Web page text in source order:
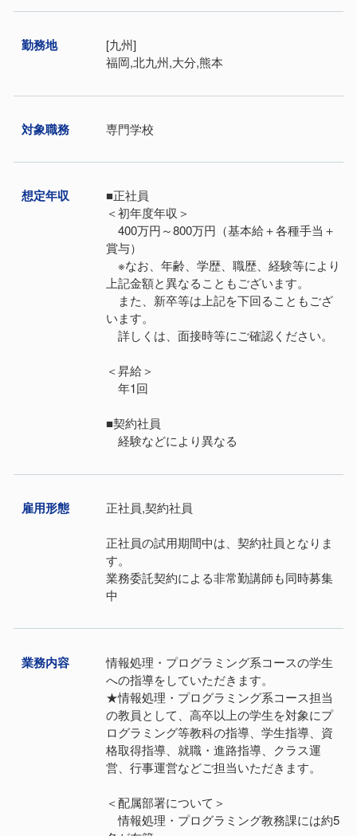
勤務地
[九州]
福岡,北九州,大分,熊本
対象職務 専門学校
想定年収
■正社員
＜初年度年収＞
400万円～800万円（基本給＋各種手当＋
賞与）
※なお、年齢、学歴、職歴、経験等により
上記金額と異なることもございます。
また、新卒等は上記を下回ることもござ
います。
詳しくは、面接時等にご確認ください。
＜昇給＞
年1回
■契約社員
経験などにより異なる
雇⽤形態 正社員,契約社員
正社員の試用期間中は、契約社員となりま
す。
業務委託契約による非常勤講師も同時募集
中
業務内容
情報処理・プログラミング系コースの学生
への指導をしていただきます。
★情報処理・プログラミング系コース担当
の教員として、高卒以上の学生を対象にプ
ログラミング等教科の指導、学生指導、資
格取得指導、就職・進路指導、クラス運
営、行事運営などご担当いただきます。
＜配属部署について＞
情報処理・プログラミング教務課には約5